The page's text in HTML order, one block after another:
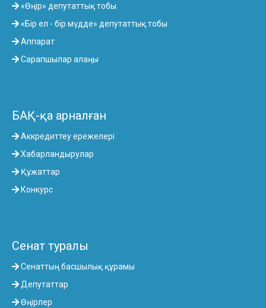
«Өңір» депутаттық тобы
«Бір ел - бір мүдде» депутаттық тобы
Аппарат
Сарапшылар алаңы
БАҚ-қа арналған
Аккредиттеу ережелері
Хабарландырулар
Құжаттар
Конкурс
Сенат туралы
Сенаттың басшылық құрамы
Депутаттар
Өңірлер